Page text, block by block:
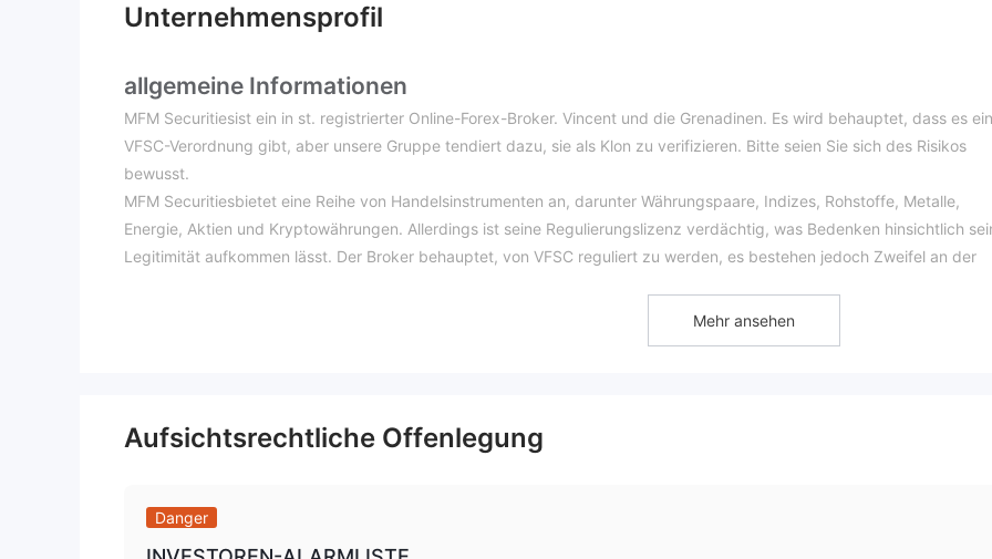
Unternehmensprofil
allgemeine Informationen
MFM Securitiesist ein in st. registrierter Online-Forex-Broker. Vincent und die Grenadinen. Es wird behauptet, dass es
VFSC-Verordnung gibt, aber unsere Gruppe tendiert dazu, sie als Klon zu verifizieren. Bitte seien Sie sich des Risikos
bewusst.
MFM Securitiesbietet eine Reihe von Handelsinstrumenten an, darunter Währungspaare, Indizes, Rohstoffe, Metalle,
Energie, Aktien und Kryptowährungen. Allerdings ist seine Regulierungslizenz verdächtig, was Bedenken hinsichtlich
Legitimität aufkommen lässt. Der Broker behauptet, von VFSC reguliert zu werden, es bestehen jedoch Zweifel an der
MFM Securitiesbietet verschiedene Kontotypen, darunter ein Demokonto für risikofreien Handel und Live-Konten mit
attraktiv sein könnte. Es ist jedoch wichtig, die potenziellen Risiken zu berücksichtigen, die mit einem hohen Hebel
verbunden sind. Der Broker unterstützt verschiedene Ein- und Auszahlungsmethoden, darunter Banküberweisung,
Es stehen Bildungsressourcen wie Seminare, Wirtschaftskalender, Nachrichtenaktualisierungen und Zugang zu einer
zentralen Handelsplattform zur Verfügung, um Händlern bei der Erweiterung ihres Wissens zu helfen. Der
Mehr ansehen
Aufsichtsrechtliche Offenlegung
Danger